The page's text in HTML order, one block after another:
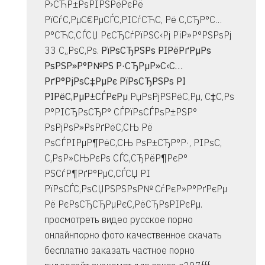
Р›СЋР±РѕРІРЅРёРєРё
РїСѓС‚РµС€РµСЃС‚РІСѓСЋС‚ Рё С‚СЂР°С…
Р°СЋС‚СЃСЏ РєСЂСѓРїРЅС‹Рј РїР»Р°РЅРѕРј
33 С„РѕС‚Рѕ. РїРѕСЂРЅРѕ РІРёРґРµРѕ
РѕРЅР»Р°Р№РЅ Р·СЂРµР»С‹С…
РґР°РјРѕС‡РµРє РїРѕСЂРЅРѕ РІ
РІРёС‚РµР±СЃРєРµ РџРѕРјРЅРёС‚Рµ, С‡С‚Рѕ
Р°РІСЂРѕСЂР° СЃРїРѕСЃРѕР±РЅР°
РѕРјРѕР»РѕРґРёС‚СЊ Рё
РѕСЃРІРµР¶РёС‚СЊ РѕР±СЂР°Р·, РІРѕС‚
С‚РѕР»СЊРєРѕ СЃС‚СЂРёР¶РєР°
РЅСѓР¶РґР°РµС‚СЃСЏ РІ
РїРѕСЃС‚РѕСЏРЅРЅРѕР№ СѓРєР»Р°РґРєРµ
Рё РєРѕСЂСЂРµРєС‚РёСЂРѕРІРєРµ.
просмотреть видео русское порно
онлайнпорно фото качественное скачать
бесплатно заказать частное порно